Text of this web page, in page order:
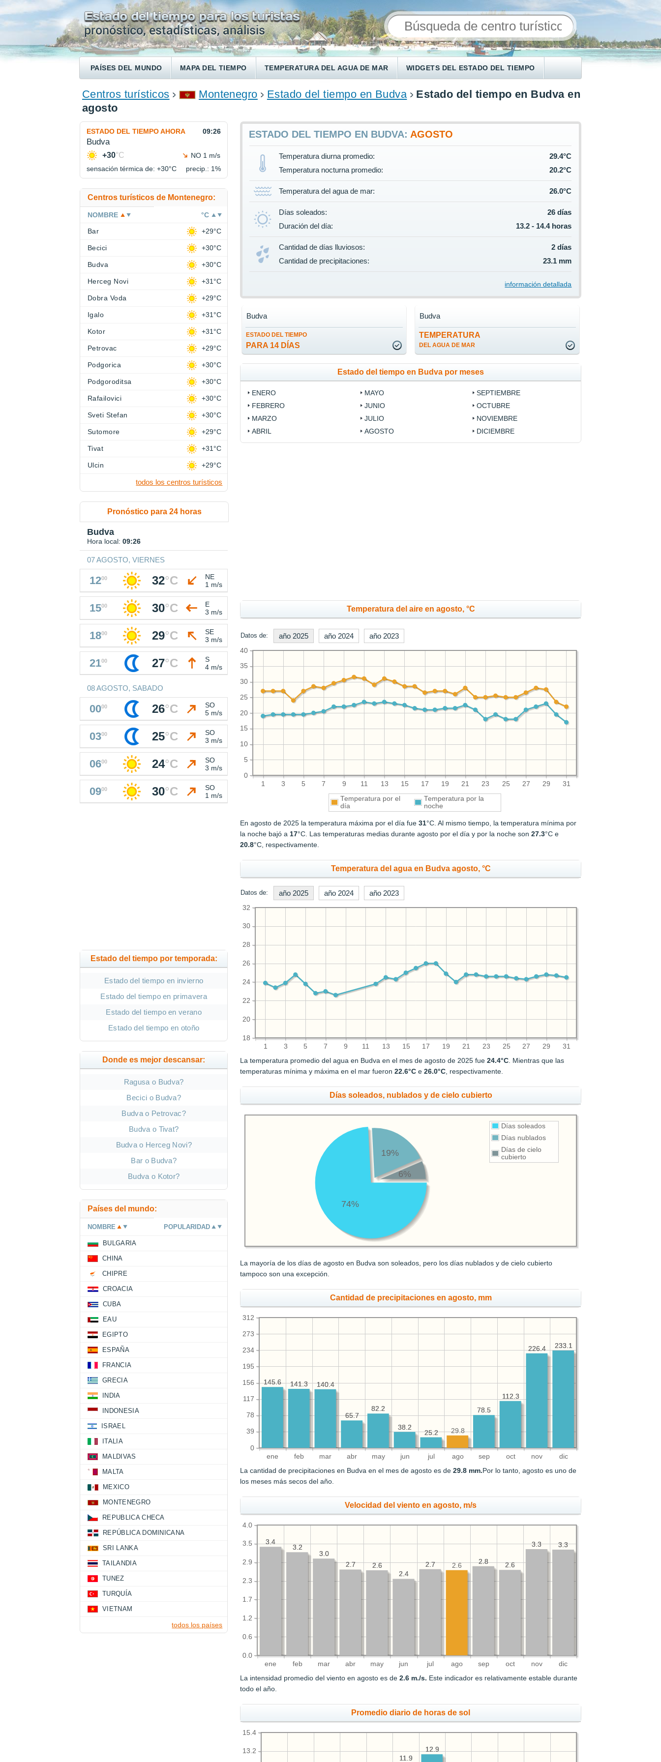
PAÍSES DEL MUNDO MAPA DEL TIEMPO TEMPERATURA DEL AGUA DE MAR WIDGETS DEL ESTADO DEL TIEMPO
ENCONTRAR UN HOTEL
Centros turísticos Montenegro Estado del tiempo en Budva
Estado del tiempo en Budva en
agosto
ESTADO DEL TIEMPO EN BUDVA: AGOSTO
Temperatura diurna promedio:
29.4°C
Temperatura nocturna promedio:
20.2°C
Temperatura del agua de mar: 26.0°C
Días soleados:
26 días
Duración del día:
13.2 - 14.4 horas
Cantidad de días lluviosos:
2 días
Cantidad de precipitaciones:
23.1 mm
información detallada
ESTADO DEL TIEMPO
PARA 14 DÍAS
Budva
TEMPERATURA
DEL AGUA DE MAR
Budva
Estado del tiempo en Budva por meses
ENERO
FEBRERO
MARZO
ABRIL
MAYO
JUNIO
JULIO
AGOSTO
SEPTIEMBRE
OCTUBRE
NOVIEMBRE
DICIEMBRE
Temperatura del aire en agosto, °C
Datos de: año 2025 año 2024 año 2023
1 3 5 7 9 11 13 15 17 19 21 23 25 27 29 31
0
5
10
15
20
25
30
35
40
Temperatura por el
día
Temperatura por la
noche
En agosto de 2025 la temperatura máxima por el día fue31°C. Al mismo tiempo, la temperatura mínima por
la noche bajó a 17°C. Las temperaturas medias durante agosto por el día y por la noche son27.3°C e
20.8°C, respectivamente.
Temperatura del agua en Budva agosto, °C
Datos de: año 2025 año 2024 año 2023
1 3 5 7 9 11 13 15 17 19 21 23 25 27 29 31
18
20
22
24
26
28
30
32
La temperatura promedio del agua en Budva en el mes de agosto de 2025 fue24.4°C . Mientras que las
temperaturas mínima y máxima en el mar fueron22.6°C e26.0°C , respectivamente.
Días soleados, nublados y de cielo cubierto
Días soleados
Días nublados
Días de cielo
cubierto
74%
19%
6%
La mayoría de los días de agosto en Budva son soleados, pero los días nublados y de cielo cubierto
tampoco son una excepción.
Cantidad de precipitaciones en agosto, mm
ene feb mar abr may jun jul ago sep oct nov dic
0
39
78
117
156
195
234
273
312
233.1
226.4
112.3
78.5
25.2
38.2
82.2
65.7
140.4
141.3
145.6
233.1
226.4
112.3
78.5
29.8
25.2
38.2
82.2
65.7
140.4
141.3
145.6
La cantidad de precipitaciones en Budva en el mes de agosto es de29.8 mm.Por lo tanto, agosto es uno de
los meses más secos del año.
Velocidad del viento en agosto, m/s
ene feb mar abr may jun jul ago sep oct nov dic
0.0
0.6
1.2
1.7
2.3
2.9
3.5
4.0
3.3
3.3
2.6
2.8
2.7
2.4
2.6
2.7
3.0
3.2
3.4 3.3
3.3
2.6
2.8
2.6
2.7
2.4
2.6
2.7
3.0
3.2
3.4
La intensidad promedio del viento en agosto es de2.6 m./s. Este indicador es relativamente estable durante
todo el año.
Promedio diario de horas de sol
13.2
15.4
12.9
11.9
12.9
11.9
ESTADO DEL TIEMPO AHORA 09:26
Budva
+30°C
NO 1 m/s
sensación térmica de: +30°C precip.: 1%
Centros turísticos de Montenegro:
NOMBRE °C
Bar +29°C
Becici +30°C
Budva +30°C
Herceg Novi +31°C
Dobra Voda +29°C
Igalo +31°C
Kotor +31°C
Petrovac +29°C
Podgorica +30°C
Podgoroditsa +30°C
Rafailovici +30°C
Sveti Stefan +30°C
Sutomore +29°C
Tivat +31°C
Ulcin +29°C
todos los centros turísticos
Pronóstico para 24 horas
Budva
Hora local: 09:26
07 AGOSTO, VIERNES
1200 32°C
NE
1 m/s
1500 30°C
E
3 m/s
1800 29°C
SE
3 m/s
2100 27°C
S
4 m/s
08 AGOSTO, SABADO
0000 26°C
SO
5 m/s
0300 25°C
SO
3 m/s
0600 24°C
SO
3 m/s
0900 30°C
SO
1 m/s
Estado del tiempo por temporada:
Estado del tiempo en invierno
Estado del tiempo en primavera
Estado del tiempo en verano
Estado del tiempo en otoño
Donde es mejor descansar:
Ragusa o Budva?
Becici o Budva?
Budva o Petrovac?
Budva o Tivat?
Budva o Herceg Novi?
Bar o Budva?
Budva o Kotor?
Países del mundo:
NOMBRE POPULARIDAD
BULGARIA
CHINA
CHIPRE
CROACIA
CUBA
EAU
EGIPTO
ESPAÑA
FRANCIA
GRECIA
INDIA
INDONESIA
ISRAEL
ITALIA
MALDIVAS
MALTA
MEXICO
MONTENEGRO
REPUBLICA CHECA
REPÚBLICA DOMINICANA
SRI LANKA
TAILANDIA
TUNEZ
TURQUÍA
VIETNAM
todos los países